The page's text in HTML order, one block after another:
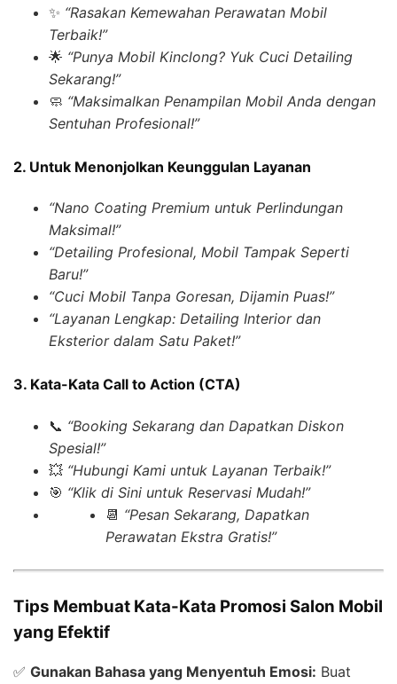
✨ “Rasakan Kemewahan Perawatan Mobil
Terbaik!”
🌟 “Punya Mobil Kinclong? Yuk Cuci Detailing
Sekarang!”
🧼 “Maksimalkan Penampilan Mobil Anda dengan
Sentuhan Profesional!”
2. Untuk Menonjolkan Keunggulan Layanan
“Nano Coating Premium untuk Perlindungan
Maksimal!”
“Detailing Profesional, Mobil Tampak Seperti
Baru!”
“Cuci Mobil Tanpa Goresan, Dijamin Puas!”
“Layanan Lengkap: Detailing Interior dan
Eksterior dalam Satu Paket!”
3. Kata-Kata Call to Action (CTA)
📞 “Booking Sekarang dan Dapatkan Diskon
Spesial!”
💥 “Hubungi Kami untuk Layanan Terbaik!”
🎯 “Klik di Sini untuk Reservasi Mudah!”
📆 “Pesan Sekarang, Dapatkan
Perawatan Ekstra Gratis!”
Tips Membuat Kata-Kata Promosi Salon Mobil
yang Efektif
✅ Gunakan Bahasa yang Menyentuh Emosi: Buat